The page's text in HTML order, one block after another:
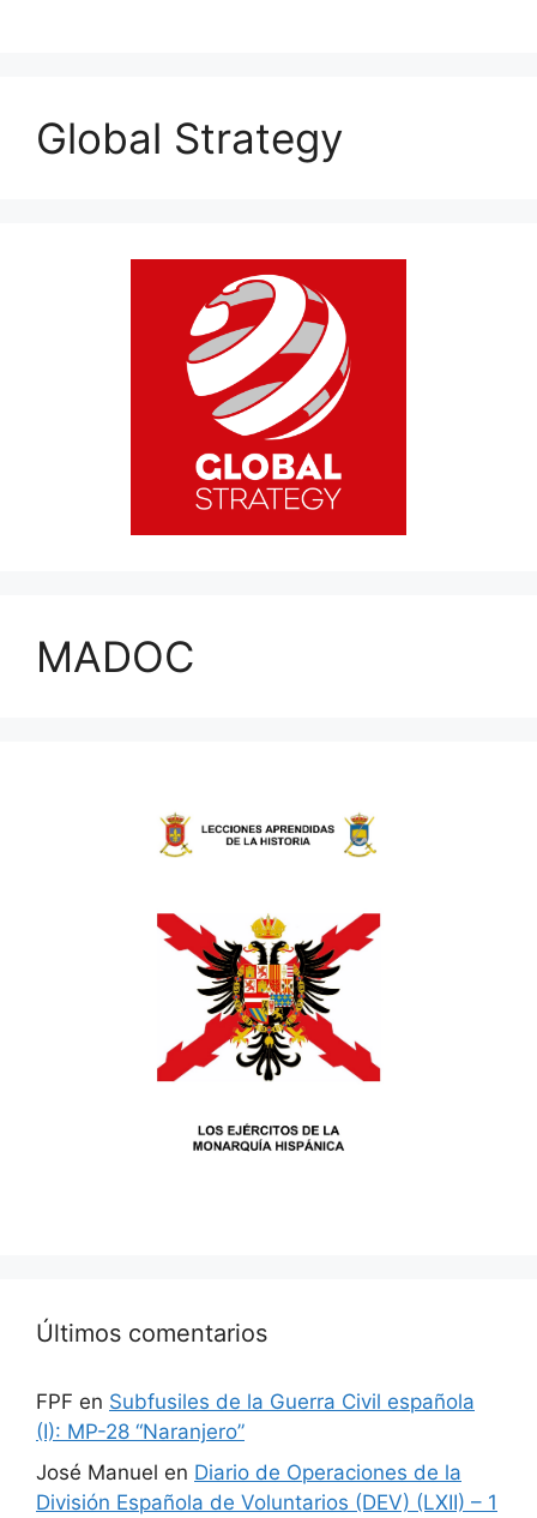
Global Strategy
MADOC
Últimos comentarios
FPF en Subfusiles de la Guerra Civil española
(I): MP-28 “Naranjero”
José Manuel en Diario de Operaciones de la
División Española de Voluntarios (DEV) (LXII) – 1